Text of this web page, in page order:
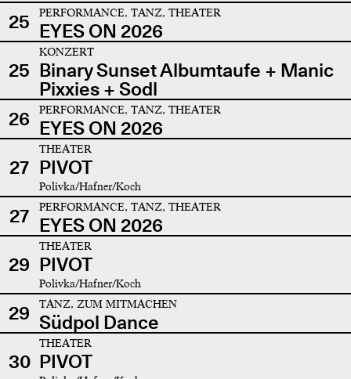
25 PERFORMANCE, TANZ, THEATER
EYES ON 2026
25
KONZERT
Binary Sunset Albumtaufe + Manic
Pixxies + Sodl
26
PERFORMANCE, TANZ, THEATER
EYES ON 2026
27
THEATER
PIVOT
Polivka/Hafner/Koch
27 PERFORMANCE, TANZ, THEATER
EYES ON 2026
29
THEATER
PIVOT
Polivka/Hafner/Koch
29 TANZ, ZUM MITMACHEN
Südpol Dance
30
THEATER
PIVOT